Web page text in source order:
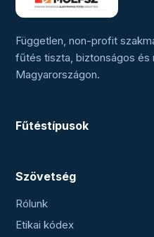
Független, non-profit
fűtés tiszta, biztonságos
Magyarországon.
Fűtéstípusok
Szövetség
Rólunk
Etikai kódex